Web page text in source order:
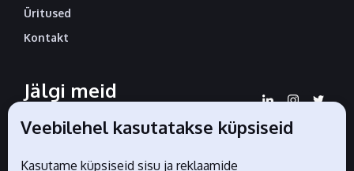
Üritused
Kontakt
Jälgi meid
sotsiaalmeedias
Veebilehel kasutatakse küpsiseid
Kasutame küpsiseid sisu ja reklaamide